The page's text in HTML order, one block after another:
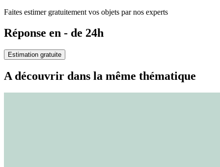
Faites estimer gratuitement vos objets par nos experts
Réponse en - de 24h
Estimation gratuite
A découvrir dans la même thématique